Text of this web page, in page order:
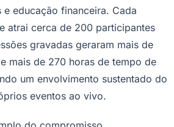
e educação financeira. Cada
atrai cerca de 200 participantes
gravadas geraram mais de
mais de 270 horas de tempo de
um envolvimento sustentado do
eventos ao vivo.